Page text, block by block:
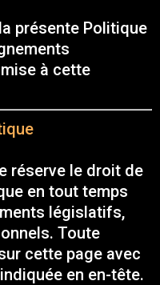
présente Politique
à cette
réserve le droit de
en tout temps
législatifs,
Toute
cette page avec
en en-tête.